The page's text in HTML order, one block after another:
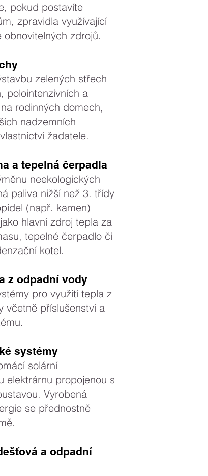
pokud postavíte
zpravidla využívající
obnovitelných zdrojů.
zelených střech
polointenzivních a
rodinných domech,
nadzemních
žadatele.
a tepelná čerpadla
neekologických
paliva nižší než 3. třídy
(např. kamen)
hlavní zdroj tepla za
tepelné čerpadlo či
kotel.
z odpadní vody
pro využití tepla z
včetně příslušenství a
systémy
solární
elektrárnu propojenou s
Vyrobená
se přednostně
a odpadní